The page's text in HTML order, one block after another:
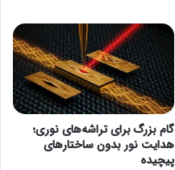
گام بزرگ برای تراشه‌های نوری؛
هدایت نور بدون ساختارهای
پیچیده